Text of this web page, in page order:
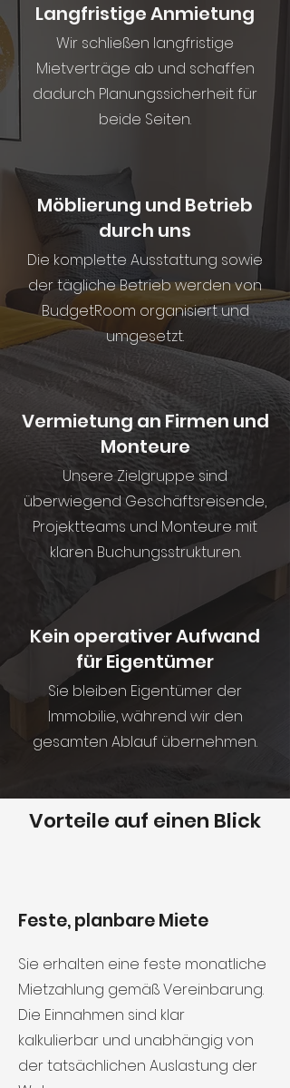
Langfristige Anmietung
Wir schließen langfristige
Mietverträge ab und schaffen
dadurch Planungssicherheit für
beide Seiten.
Möblierung und Betrieb
durch uns
Die komplette Ausstattung sowie
der tägliche Betrieb werden von
BudgetRoom organisiert und
umgesetzt.
Vermietung an Firmen und
Monteure
Unsere Zielgruppe sind
überwiegend Geschäftsreisende,
Projektteams und Monteure mit
klaren Buchungsstrukturen.
Kein operativer Aufwand
für Eigentümer
Sie bleiben Eigentümer der
Immobilie, während wir den
gesamten Ablauf übernehmen.
Vorteile auf einen Blick
Feste, planbare Miete
Sie erhalten eine feste monatliche
Mietzahlung gemäß Vereinbarung.
Die Einnahmen sind klar
kalkulierbar und unabhängig von
der tatsächlichen Auslastung der